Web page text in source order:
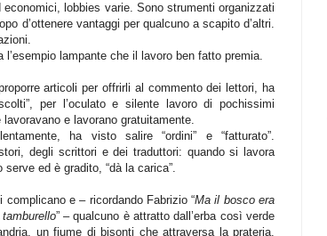
lobbies varie. Sono strumenti organizzati
d’ottenere vantaggi per qualcuno a scapito d’altri.
lampante che il lavoro ben fatto premia.
articoli per offrirli al commento dei lettori, ha
per l’oculato e silente lavoro di pochissimi
e lavorano gratuitamente.
ha visto salire “ordini” e “fatturato”.
degli scrittori e dei traduttori: quando si lavora
ed è gradito, “dà la carica”.
e – ricordando Fabrizio “Ma il bosco era
” – qualcuno è attratto dall’erba così verde
un fiume di bisonti che attraversa la prateria.